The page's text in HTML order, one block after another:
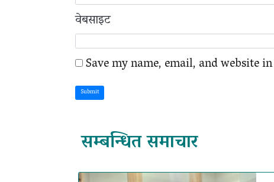
वेबसाइट
Save my name, email, and website
Submit
सम्बन्धित समाचार